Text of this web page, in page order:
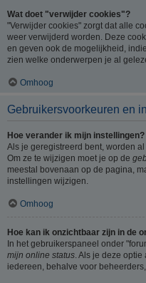
Wat doet "verwijder cookies"?
"Verwijder cookies" zorgt dat alle
weer verwijderd worden. Deze
en geven ook de mogelijkheid,
zien welke onderwerpen je al
Omhoog
Gebruikersvoorkeuren en
Hoe verander ik mijn instellingen?
Als je geregistreerd bent, worden
Om ze te wijzigen moet je op de
meestal bovenaan op de pagina,
instellingen wijzigen.
Omhoog
Hoe kan ik onzichtbaar zijn in de
In het gebruikerspaneel onder
mijn online status . Als je deze
iedereen, behalve voor